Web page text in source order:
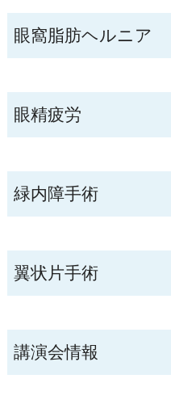
眼窩脂肪ヘルニア
眼精疲労
緑内障手術
翼状片手術
講演会情報